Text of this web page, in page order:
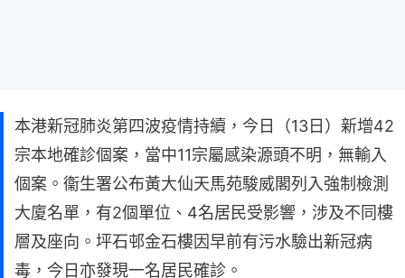
本港新冠肺炎第四波疫情持續，今日（13日）新增42
宗本地確診個案，當中11宗屬感染源頭不明，無輸入
個案。衞生署公布黃大仙天馬苑駿威閣列入強制檢測
大廈名單，有2個單位、4名居民受影響，涉及不同樓
層及座向。坪石邨金石樓因早前有污水驗出新冠病
毒，今日亦發現一名居民確診。